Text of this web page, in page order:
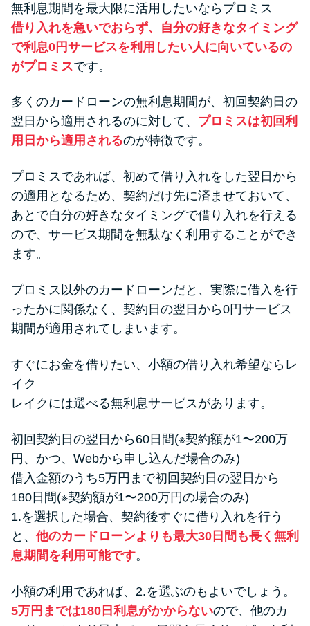
無利息期間を最大限に活用したいならプロミス
借り入れを急いでおらず、自分の好きなタイミング
で利息0円サービスを利用したい人に向いているの
がプロミスです。
多くのカードローンの無利息期間が、初回契約日の
翌日から適用されるのに対して、 プロミスは初回利
用日から適用されるのが特徴です。
プロミスであれば、初めて借り入れをした翌日から
の適用となるため、契約だけ先に済ませておいて、
あとで自分の好きなタイミングで借り入れを行える
ので、サービス期間を無駄なく利用することができ
ます。
プロミス以外のカードローンだと、実際に借入を行
ったかに関係なく、契約日の翌日から0円サービス
期間が適用されてしまいます。
すぐにお金を借りたい、小額の借り入れ希望ならレ
イク
レイクには選べる無利息サービスがあります。
初回契約日の翌日から60日間(※契約額が1〜200万
円、かつ、Webから申し込んだ場合のみ)
借入金額のうち5万円まで初回契約日の翌日から
180日間(※契約額が1〜200万円の場合のみ)
1.を選択した場合、契約後すぐに借り入れを行う
と、 他のカードローンよりも最大30日間も長く無利
息期間を利用可能です。
小額の利用であれば、2.を選ぶのもよいでしょう。
5万円までは180日利息がかからないので、他のカ